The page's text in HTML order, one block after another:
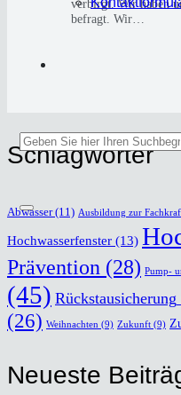
ver­birgt. Wir haben
befragt. Wir…
Schlag­wör­ter
Abwasser(11) Ausbildung zur
Hochwasserfenster (13)
Prävention (28) Pump-
(45) Rückstausicherung
(26) Weihnachten (9) Zukunft (9)
Neu­es­te